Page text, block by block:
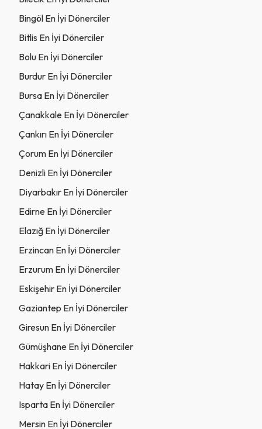
Bingöl En İyi Dönerciler
Bitlis En İyi Dönerciler
Bolu En İyi Dönerciler
Burdur En İyi Dönerciler
Bursa En İyi Dönerciler
Çanakkale En İyi Dönerciler
Çankırı En İyi Dönerciler
Çorum En İyi Dönerciler
Denizli En İyi Dönerciler
Diyarbakır En İyi Dönerciler
Edirne En İyi Dönerciler
Elazığ En İyi Dönerciler
Erzincan En İyi Dönerciler
Erzurum En İyi Dönerciler
Eskişehir En İyi Dönerciler
Gaziantep En İyi Dönerciler
Giresun En İyi Dönerciler
Gümüşhane En İyi Dönerciler
Hakkari En İyi Dönerciler
Hatay En İyi Dönerciler
Isparta En İyi Dönerciler
Mersin En İyi Dönerciler